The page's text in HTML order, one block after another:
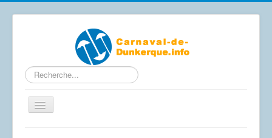
Rechercher
Basculer
la